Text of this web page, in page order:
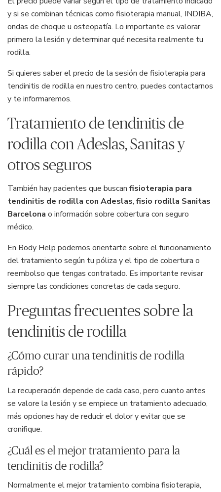
y si se combinan técnicas como fisioterapia manual, INDIBA,
ondas de choque u osteopatía. Lo importante es valorar
primero la lesión y determinar qué necesita realmente tu
rodilla.
Si quieres saber el precio de la sesión de fisioterapia para
tendinitis de rodilla en nuestro centro, puedes contactarnos
y te informaremos.
Tratamiento de tendinitis de
rodilla con Adeslas, Sanitas y
otros seguros
También hay pacientes que buscan fisioterapia para
tendinitis de rodilla con Adeslas, fisio rodilla Sanitas
Barcelona o información sobre cobertura con seguro
médico.
En Body Help podemos orientarte sobre el funcionamiento
del tratamiento según tu póliza y el tipo de cobertura o
reembolso que tengas contratado. Es importante revisar
siempre las condiciones concretas de cada seguro.
Preguntas frecuentes sobre la
tendinitis de rodilla
¿Cómo curar una tendinitis de rodilla
rápido?
La recuperación depende de cada caso, pero cuanto antes
se valore la lesión y se empiece un tratamiento adecuado,
más opciones hay de reducir el dolor y evitar que se
cronifique.
¿Cuál es el mejor tratamiento para la
tendinitis de rodilla?
Normalmente el mejor tratamiento combina fisioterapia,